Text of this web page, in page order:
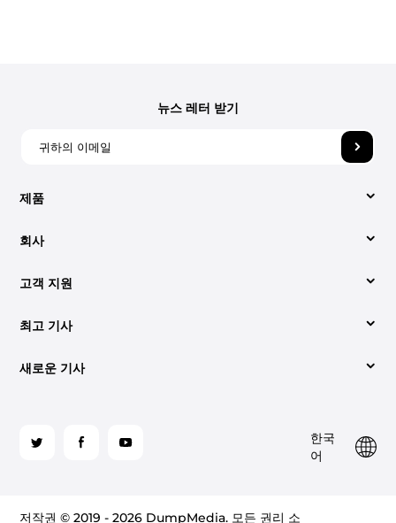
제품
비디오 컨버터
Amazon Music Converter
최고 기사
변환하는 쉬운 방법 Spotify 에 MP3 (2026년 업데이트)
iTunes에서 CD를 굽는 방법은 다음과 같습니다.
(2026)
새로운 기사
가청 CD로 굽기: 알아야 할 사항
고객 지원
지원 센터
사용법
사이트 맵
회사
회사 소개
당사에 문의해 주세요.
약관
환불 정책
뉴스 레터 받기
로
저작권 © 2019 - 2026 DumpMedia. 모든 권리 소
한국
어